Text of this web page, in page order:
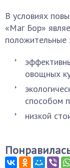
В условиях
«Маг Бор»
положительные
овощных
способом
низкой